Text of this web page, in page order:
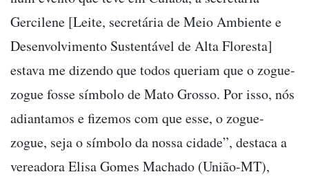
Gercilene [Leite, secretária de Meio Ambiente e
Desenvolvimento Sustentável de Alta Floresta]
estava me dizendo que todos queriam que o zogue-
zogue fosse símbolo de Mato Grosso. Por isso, nós
adiantamos e fizemos com que esse, o zogue-
zogue, seja o símbolo da nossa cidade”, destaca a
vereadora Elisa Gomes Machado (União-MT),